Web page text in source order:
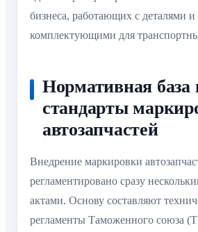
бизнеса, работающих с деталями и
комплектующими для
Нормативная база
стандарты
автозапчастей
Внедрение маркировки
регламентировано сразу
актами. Основу составляют
регламенты Таможенного союза